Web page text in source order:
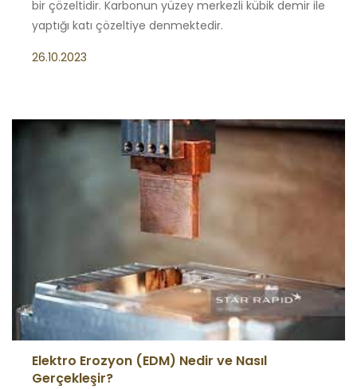
bir çözeltidir. Karbonun yüzey merkezli kübik demir ile
yaptığı katı çözeltiye denmektedir.
26.10.2023
Elektro Erozyon (EDM) Nedir ve Nasıl
Gerçekleşir?